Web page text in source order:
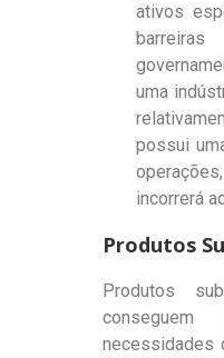
ativos
uma
possui
incorrerá
Produtos
Produtos
necessidades